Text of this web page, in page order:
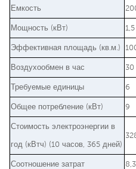
Емкость
Мощность (кВт) 1,5
Эффективная площадь (кв.м.)
Воздухообмен в час 30
Требуемые единицы 6
Общее потребление (кВт) 9
Стоимость электроэнергии в
год (кВтч) (10 часов, 365 дней)
Соотношение затрат